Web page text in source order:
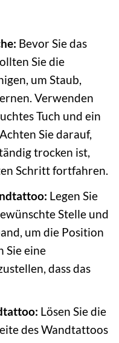
Bevor Sie das
Sie die
um Staub,
Verwenden
Tuch und ein
Sie darauf,
trocken ist,
Schritt fortfahren.
Legen Sie
Stelle und
um die Position
Sie eine
dass das
Lösen Sie die
des Wandtattoos